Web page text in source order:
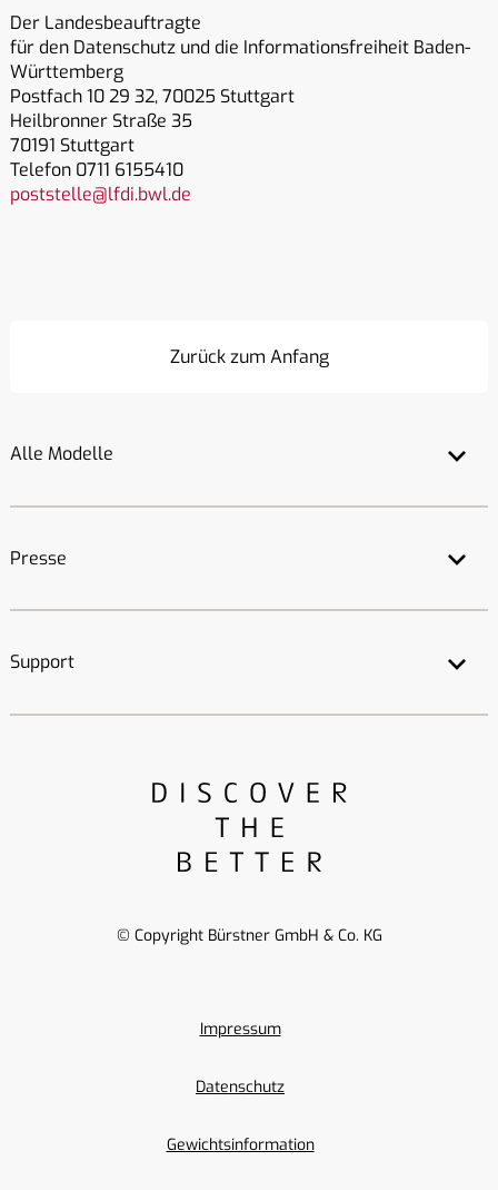
Der Landesbeauftragte
für den Datenschutz und die Informationsfreiheit Baden-
Württemberg
Postfach 10 29 32, 70025 Stuttgart
Heilbronner Straße 35
70191 Stuttgart
Telefon 0711 6155410
poststelle@lfdi.bwl.de
Zurück zum Anfang
Alle Modelle
Presse
Support
Impressum
Datenschutz
Gewichtsinformation
© Copyright Bürstner GmbH & Co. KG